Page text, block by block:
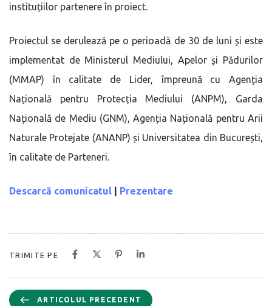
instituțiilor partenere în proiect.
Proiectul se derulează pe o perioadă de 30 de luni și este
implementat de Ministerul Mediului, Apelor și Pădurilor
(MMAP) în calitate de Lider, împreună cu Agenția
Națională pentru Protecția Mediului (ANPM), Garda
Națională de Mediu (GNM), Agenția Națională pentru Arii
Naturale Protejate (ANANP) și Universitatea din București,
în calitate de Parteneri.
Descarcă comunicatul Prezentare
TRIMITE PE
ARTICOLUL PRECEDENT